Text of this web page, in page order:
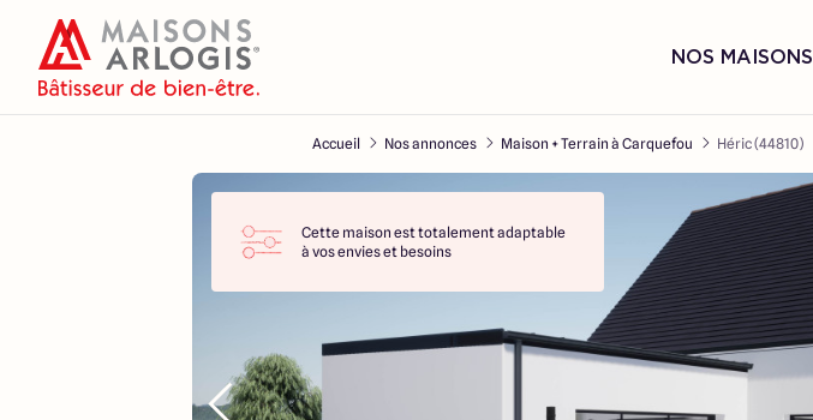
NOS MAISONS
Accueil Nos annonces Maison + Terrain à Carquefou Héric (44810)
Cette maison est totalement adaptable
à vos envies et besoins